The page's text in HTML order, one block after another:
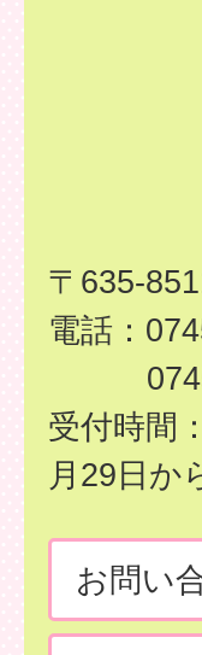
〒635-
電話：
受付時間
月29日か
お問い